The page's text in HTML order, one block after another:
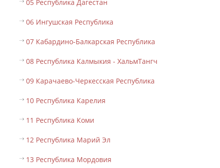
05 Республика Дагестан
06 Ингушская Республика
07 Кабардино-Балкарская Республика
08 Республика Калмыкия - ХальмТангч
09 Карачаево-Черкесская Республика
10 Республика Карелия
11 Республика Коми
12 Республика Марий Эл
13 Республика Мордовия